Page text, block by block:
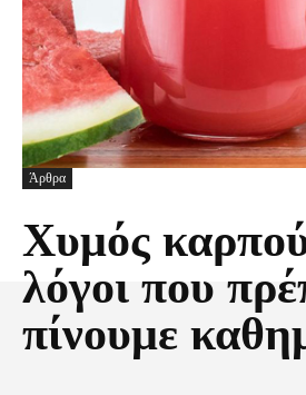
Άρθρα
Xυμός
λόγοι που
πίνουμε